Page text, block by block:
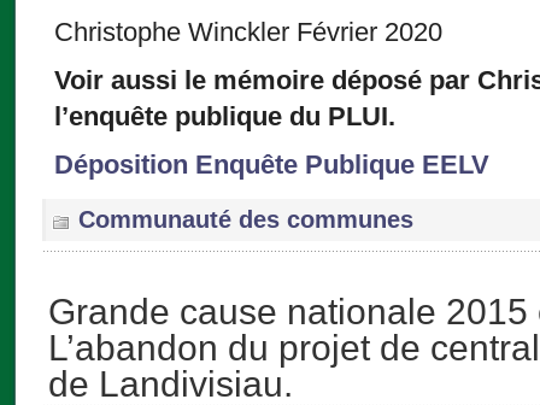
Christophe Winckler Février 2020
Voir aussi le mémoire déposé par
l’enquête publique du PLUI.
Déposition Enquête Publique EELV
Communauté des communes
Grande cause nationale 2015
L’abandon du projet de
de Landivisiau.